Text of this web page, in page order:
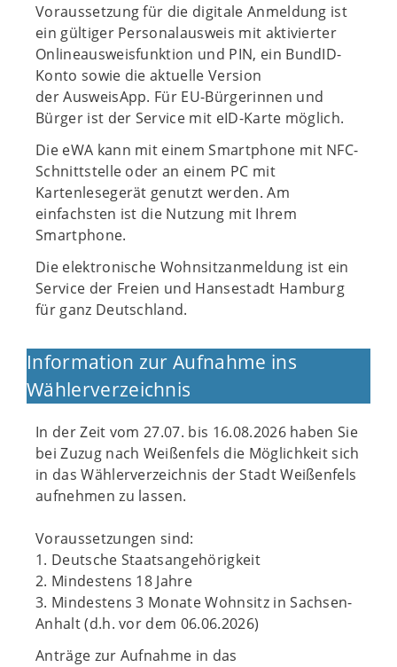
Voraussetzung für die digitale Anmeldung ist
ein gültiger Personalausweis mit aktivierter
Onlineausweisfunktion und PIN, ein BundID-
Konto sowie die aktuelle Version
der AusweisApp. Für EU-Bürgerinnen und
Bürger ist der Service mit eID-Karte möglich.
Die eWA kann mit einem Smartphone mit NFC-
Schnittstelle oder an einem PC mit
Kartenlesegerät genutzt werden. Am
einfachsten ist die Nutzung mit Ihrem
Smartphone.
Die elektronische Wohnsitzanmeldung ist ein
Service der Freien und Hansestadt Hamburg
für ganz Deutschland.
Information zur Aufnahme ins
Wählerverzeichnis
In der Zeit vom 27.07. bis 16.08.2026 haben Sie
bei Zuzug nach Weißenfels die Möglichkeit sich
in das Wählerverzeichnis der Stadt Weißenfels
aufnehmen zu lassen.
Voraussetzungen sind:
1. Deutsche Staatsangehörigkeit
2. Mindestens 18 Jahre
3. Mindestens 3 Monate Wohnsitz in Sachsen-
Anhalt (d.h. vor dem 06.06.2026)
Anträge zur Aufnahme in das